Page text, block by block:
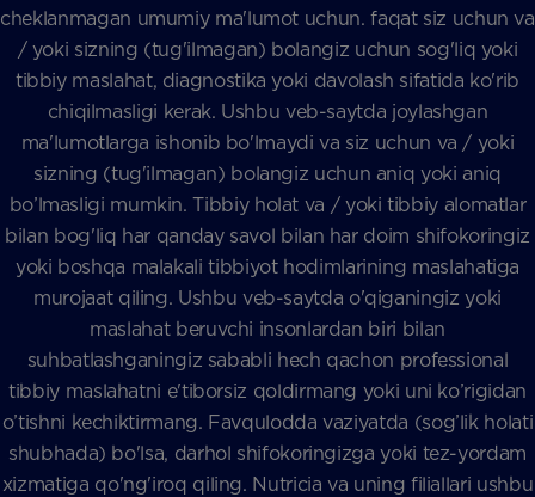
cheklanmagan umumiy ma'lumot uchun. faqat siz uchun va
/ yoki sizning (tug'ilmagan) bolangiz uchun sog'liq yoki
tibbiy maslahat, diagnostika yoki davolash sifatida ko'rib
chiqilmasligi kerak. Ushbu veb-saytda joylashgan
ma'lumotlarga ishonib bo'lmaydi va siz uchun va / yoki
sizning (tug'ilmagan) bolangiz uchun aniq yoki aniq
bo’lmasligi mumkin. Tibbiy holat va / yoki tibbiy alomatlar
bilan bog'liq har qanday savol bilan har doim shifokoringiz
yoki boshqa malakali tibbiyot hodimlarining maslahatiga
murojaat qiling. Ushbu veb-saytda o'qiganingiz yoki
maslahat beruvchi insonlardan biri bilan
suhbatlashganingiz sababli hech qachon professional
tibbiy maslahatni e'tiborsiz qoldirmang yoki uni ko’rigidan
o’tishni kechiktirmang. Favqulodda vaziyatda (sog’lik holati
shubhada) bo'lsa, darhol shifokoringizga yoki tez-yordam
xizmatiga qo'ng'iroq qiling. Nutricia va uning filiallari ushbu